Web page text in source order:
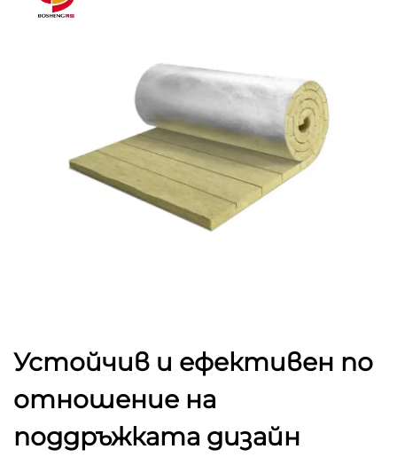
Устойчив и ефективен по
отношение на
поддръжката дизайн